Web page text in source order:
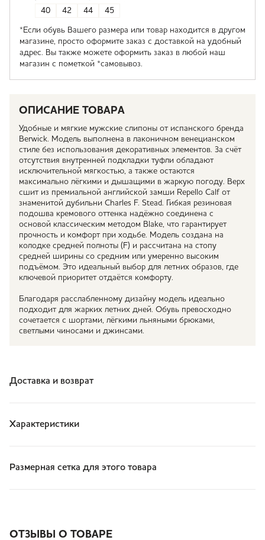
40
42 44 45
*Если обувь Вашего размера или товар находится в другом
магазине, просто оформите заказ с доставкой на удобный
адрес. Вы также можете оформить заказ в любой наш
магазин с пометкой *самовывоз.
ОПИСАНИЕ ТОВАРА
Удобные и мягкие мужские слипоны от испанского бренда
Berwick. Модель выполнена в лаконичном венецианском
стиле без использования декоративных элементов. За счёт
отсутствия внутренней подкладки туфли обладают
исключительной мягкостью, а также остаются
максимально лёгкими и дышащими в жаркую погоду. Верх
сшит из премиальной английской замши Repello Calf от
знаменитой дубильни Charles F. Stead. Гибкая резиновая
подошва кремового оттенка надёжно соединена с
основой классическим методом Blake, что гарантирует
прочность и комфорт при ходьбе. Модель создана на
колодке средней полноты (F) и рассчитана на стопу
средней ширины со средним или умеренно высоким
подъёмом. Это идеальный выбор для летних образов, где
ключевой приоритет отдаётся комфорту.
Благодаря расслабленному дизайну модель идеально
подходит для жарких летних дней. Обувь превосходно
сочетается с шортами, лёгкими льняными брюками,
светлыми чиносами и джинсами.
Доставка и возврат
Характеристики
Размерная сетка для этого товара
ОТЗЫВЫ О ТОВАРЕ